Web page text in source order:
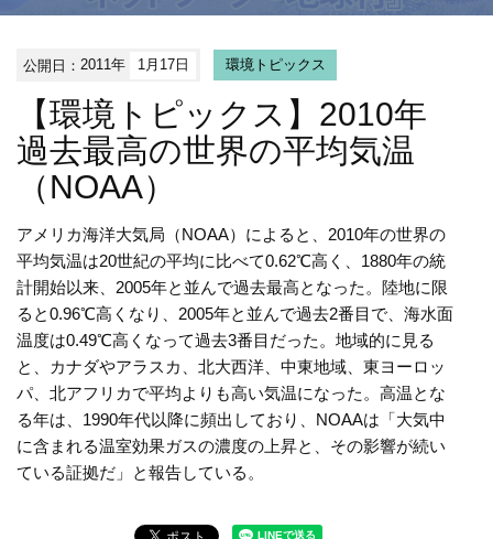
公開日：2011年 1月17日 環境トピックス
【環境トピックス】2010年
過去最高の世界の平均気温
（NOAA）
アメリカ海洋大気局（NOAA）によると、2010年の世界の
平均気温は20世紀の平均に比べて0.62℃高く、1880年の統
計開始以来、2005年と並んで過去最高となった。陸地に限
ると0.96℃高くなり、2005年と並んで過去2番目で、海水面
温度は0.49℃高くなって過去3番目だった。地域的に見る
と、カナダやアラスカ、北大西洋、中東地域、東ヨーロッ
パ、北アフリカで平均よりも高い気温になった。高温とな
る年は、1990年代以降に頻出しており、NOAAは「大気中
に含まれる温室効果ガスの濃度の上昇と、その影響が続い
ている証拠だ」と報告している。